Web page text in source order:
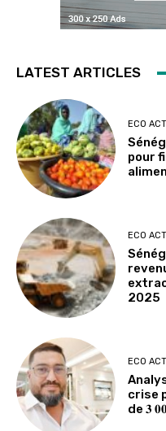
LATEST ARTICLES
ECO
pour
ECO
2025
ECO
crise
de 𝟑